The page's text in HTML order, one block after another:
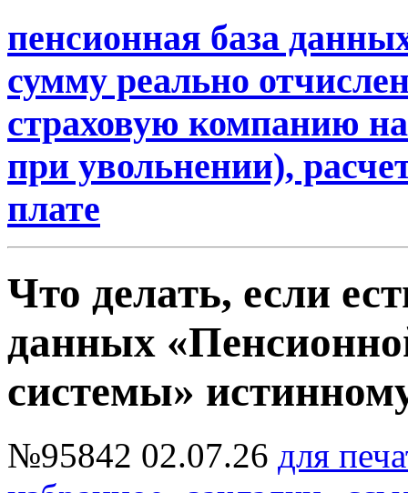
пенсионная база
сумму реально
страховую компанию
при увольнении),
плате
Что делать, если
данных
системы»
№95842 02.07.26 для